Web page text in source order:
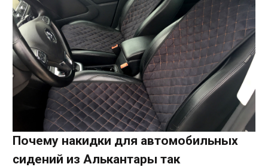
Почему накидки для автомобильных
сидений из Алькантары так